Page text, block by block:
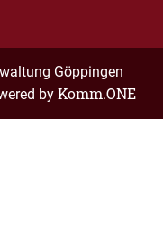
Göppingen
by Komm.ONE